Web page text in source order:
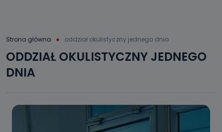
Strona główna oddział okulistyczny jednego dnia
ODDZIAŁ OKULISTYCZNY JEDNEGO
DNIA